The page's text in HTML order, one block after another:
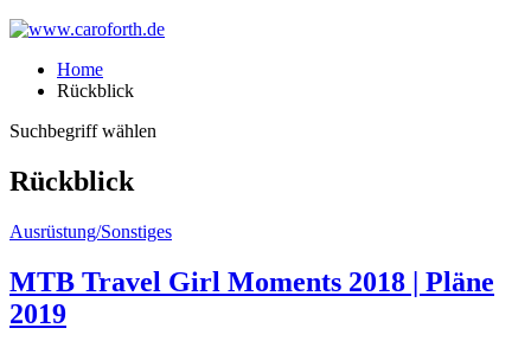
Home
Rückblick
Suchbegriff wählen
Rückblick
Ausrüstung/Sonstiges
MTB Travel Girl Moments 2018 | Pläne
2019